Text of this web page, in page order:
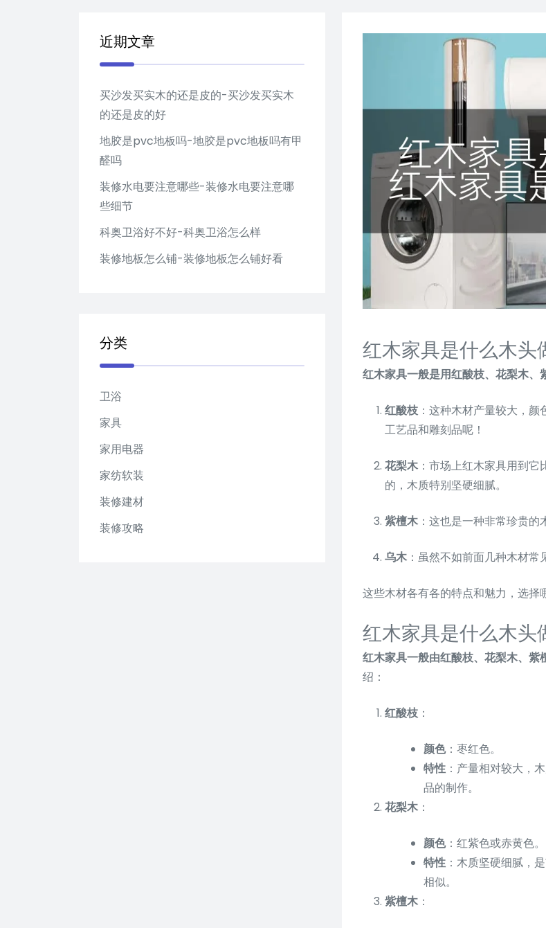
红木家具是什么木头
红木家具一般是用红酸枝、花梨木
红酸枝 ：这种木材产量较大，
工艺品和雕刻品呢！
花梨木 ：市场上红木家具用到
的，木质特别坚硬细腻。
紫檀木 ：这也是一种非常珍贵
乌木 ：虽然不如前面几种木材常
这些木材各有各的特点和魅力，选择
红木家具是什么木头
红木家具一般由红酸枝、花梨木、紫
绍：
红酸枝 ：
颜色：枣红色。
特性 ：产量相对较大，
品的制作。
花梨木 ：
颜色：红紫色或赤黄色。
特性 ：木质坚硬细腻，
相似。
紫檀木 ：
近期文章
买沙发买实木的还是皮的-买沙发买实木
的还是皮的好
地胶是pvc地板吗-地胶是pvc地板吗有甲
醛吗
装修水电要注意哪些-装修水电要注意哪
些细节
科奥卫浴好不好-科奥卫浴怎么样
装修地板怎么铺-装修地板怎么铺好看
分类
卫浴
家具
家用电器
家纺软装
装修建材
装修攻略